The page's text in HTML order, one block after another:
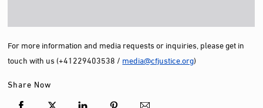
For more information and media requests or inquiries, please get in
touch with us (+41229403538 / media@cfjustice.org)
Share Now